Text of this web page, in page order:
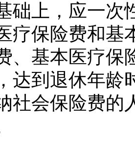
础上，应一次
疗保险费和基
、基本医疗保
达到退休年龄
社会保险费的